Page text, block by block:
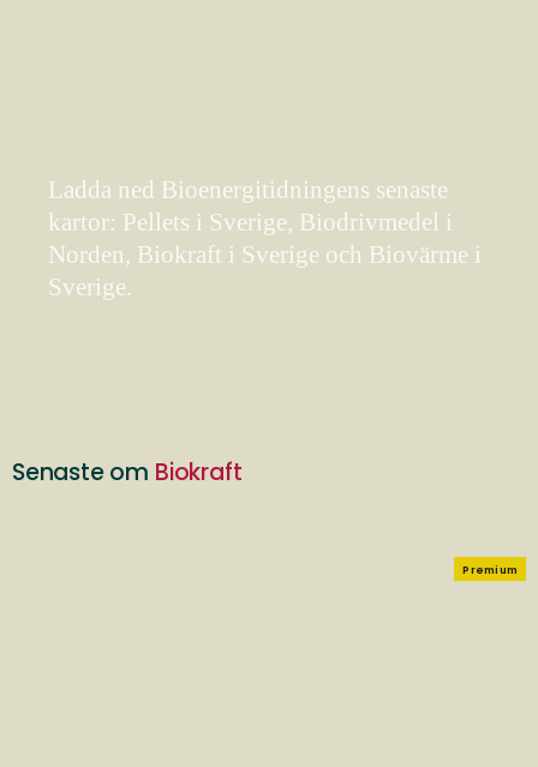
Ladda ned Bioenergitidningens senaste
kartor: Pellets i Sverige, Biodrivmedel i
Norden, Biokraft i Sverige och Biovärme i
Sverige.
Senaste om Biokraft
Premium